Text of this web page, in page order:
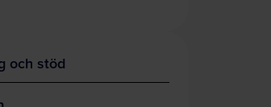
och stöd